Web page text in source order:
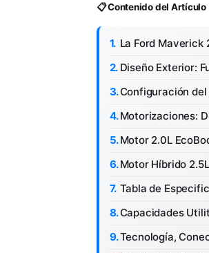
📋 Contenido del Artículo
La Ford Maverick
Diseño Exterior:
Configuración
Motorizaciones:
Motor 2.0L
Motor Híbrido
Tabla de
Capacidades
Tecnología,